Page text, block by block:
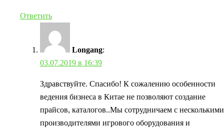
Ответить
Longang:
03.07.2019 в 16:39
Здравствуйте. Спасибо! К сожалению особенности
ведения бизнеса в Китае не позволяют создание
прайсов, каталогов..Мы сотрудничаем с несколькими
производителями игрового оборудования и